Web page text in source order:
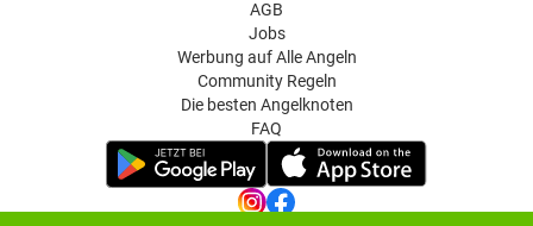
AGB
Jobs
Werbung auf Alle Angeln
Community Regeln
Die besten Angelknoten
FAQ